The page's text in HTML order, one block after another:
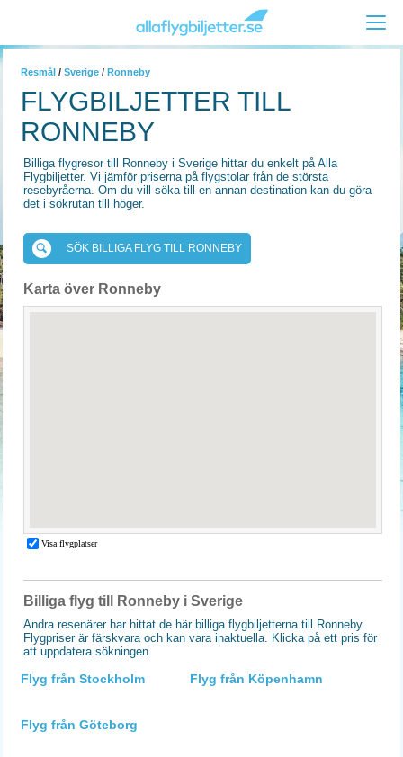
Resmål / Sverige / Ronneby
FLYGBILJETTER TILL
RONNEBY
Billiga flygresor till Ronneby i Sverige hittar du enkelt på Alla
Flygbiljetter. Vi jämför priserna på flygstolar från de största
resebyråerna. Om du vill söka till en annan destination kan du göra
det i sökrutan till höger.
SÖK BILLIGA FLYG TILL RONNEBY
Karta över Ronneby
Billiga flyg till Ronneby i Sverige
Andra resenärer har hittat de här billiga flygbiljetterna till Ronneby.
Flygpriser är färskvara och kan vara inaktuella. Klicka på ett pris för
att uppdatera sökningen.
Flyg från Stockholm Flyg från Köpenhamn
Flyg från Göteborg